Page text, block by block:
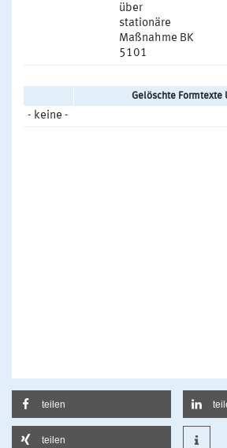
über
stationäre
Maßnahme BK
5101
Gelöschte Formtexte
- keine -
teilen
teilen